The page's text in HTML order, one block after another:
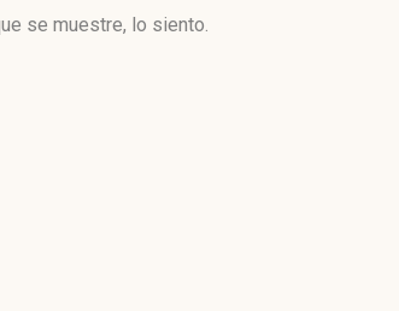
se muestre, lo siento.